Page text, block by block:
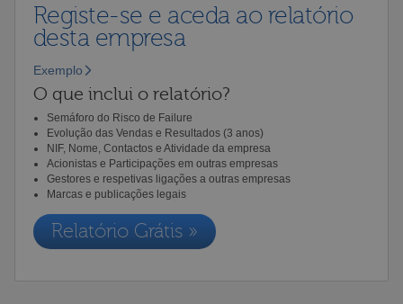
Registe-se e aceda ao relatório
desta empresa
Exemplo
O que inclui o relatório?
Semáforo do Risco de Failure
Evolução das Vendas e Resultados (3 anos)
NIF, Nome, Contactos e Atividade da empresa
Acionistas e Participações em outras empresas
Gestores e respetivas ligações a outras empresas
Marcas e publicações legais
Relatório Grátis »